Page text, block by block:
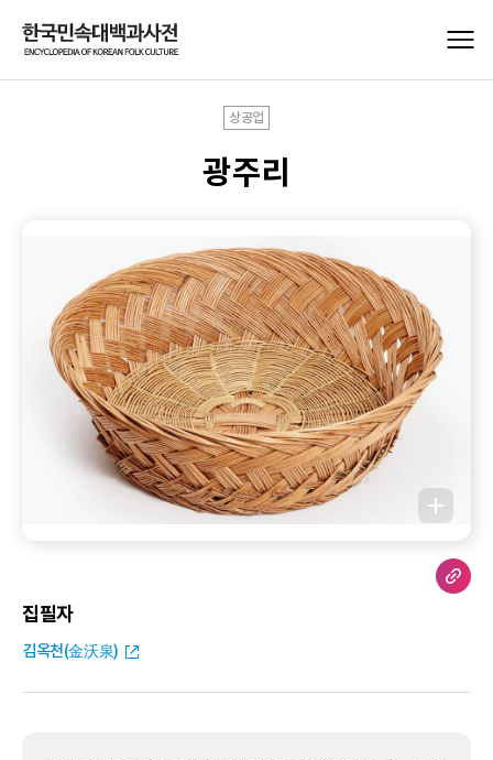
상공업
광주리
집필자
김옥천(金沃泉)